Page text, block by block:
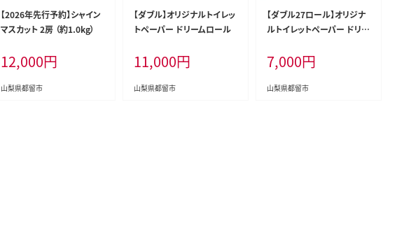
【2026年先行予約】シャイン
マスカット 2房 （約1.0kg）
12,000円
山梨県都留市
【ダブル】オリジナルトイレッ
トペーパー ドリームロール
11,000円
山梨県都留市
【ダブル27ロール】オリジナ
ルトイレットペーパー ドリー
7,000円
山梨県都留市